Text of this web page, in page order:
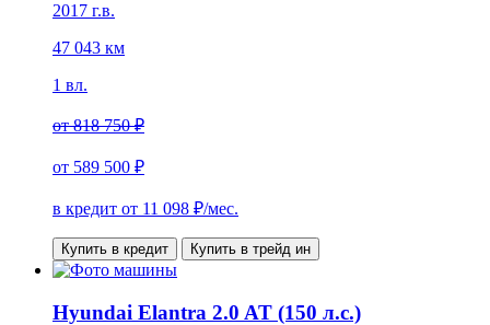
2017 г.в.
47 043 км
1 вл.
от818 750 ₽
от 589 500 ₽
в кредит от 11 098 ₽/мес.
Купить в кредит Купить в трейд ин
Hyundai Elantra 2.0 AT (150 л.с.)